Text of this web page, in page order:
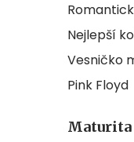
Nejlepší
Vesničko
Pink Floyd
Maturita